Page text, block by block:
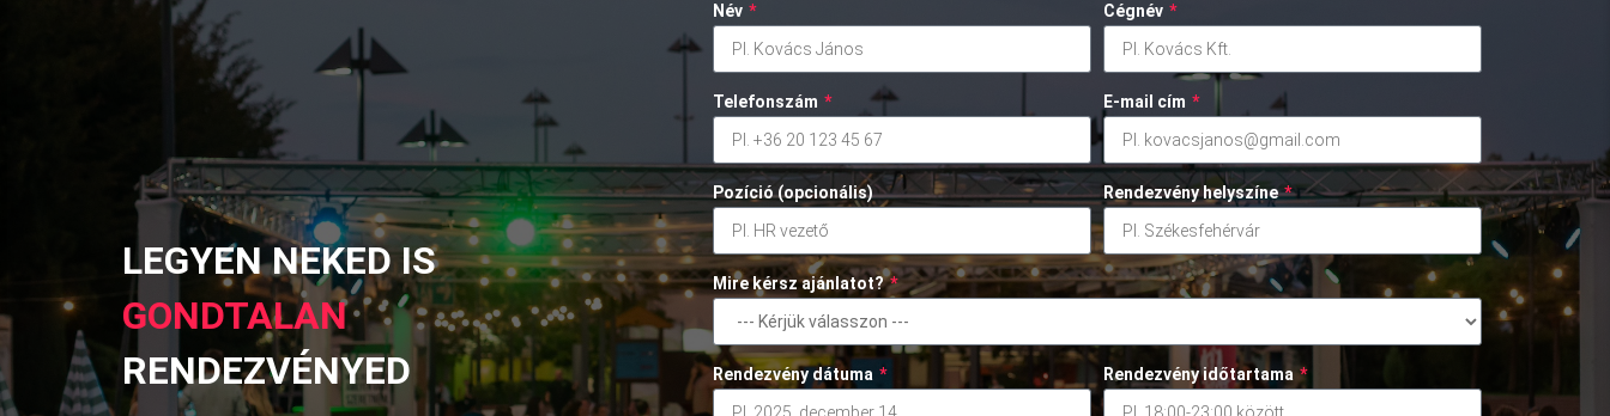
LEGYEN NEKED IS
GONDTALAN
RENDEZVÉNYED
Név * Cégnév *
Telefonszám * E-mail cím *
Pozíció (opcionális) Rendezvény helyszíne *
Mire kérsz ajánlatot? *
Rendezvény dátuma * Rendezvény időtartama *